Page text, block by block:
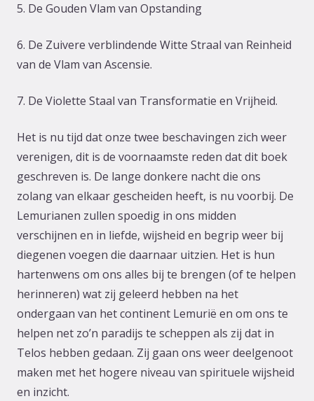
5. De Gouden Vlam van Opstanding
6. De Zuivere verblindende Witte Straal van Reinheid
van de Vlam van Ascensie.
7. De Violette Staal van Transformatie en Vrijheid.
Het is nu tijd dat onze twee beschavingen zich weer
verenigen, dit is de voornaamste reden dat dit boek
geschreven is. De lange donkere nacht die ons
zolang van elkaar gescheiden heeft, is nu voorbij. De
Lemurianen zullen spoedig in ons midden
verschijnen en in liefde, wijsheid en begrip weer bij
diegenen voegen die daarnaar uitzien. Het is hun
hartenwens om ons alles bij te brengen (of te helpen
herinneren) wat zij geleerd hebben na het
ondergaan van het continent Lemurië en om ons te
helpen net zo’n paradijs te scheppen als zij dat in
Telos hebben gedaan. Zij gaan ons weer deelgenoot
maken met het hogere niveau van spirituele wijsheid
en inzicht.